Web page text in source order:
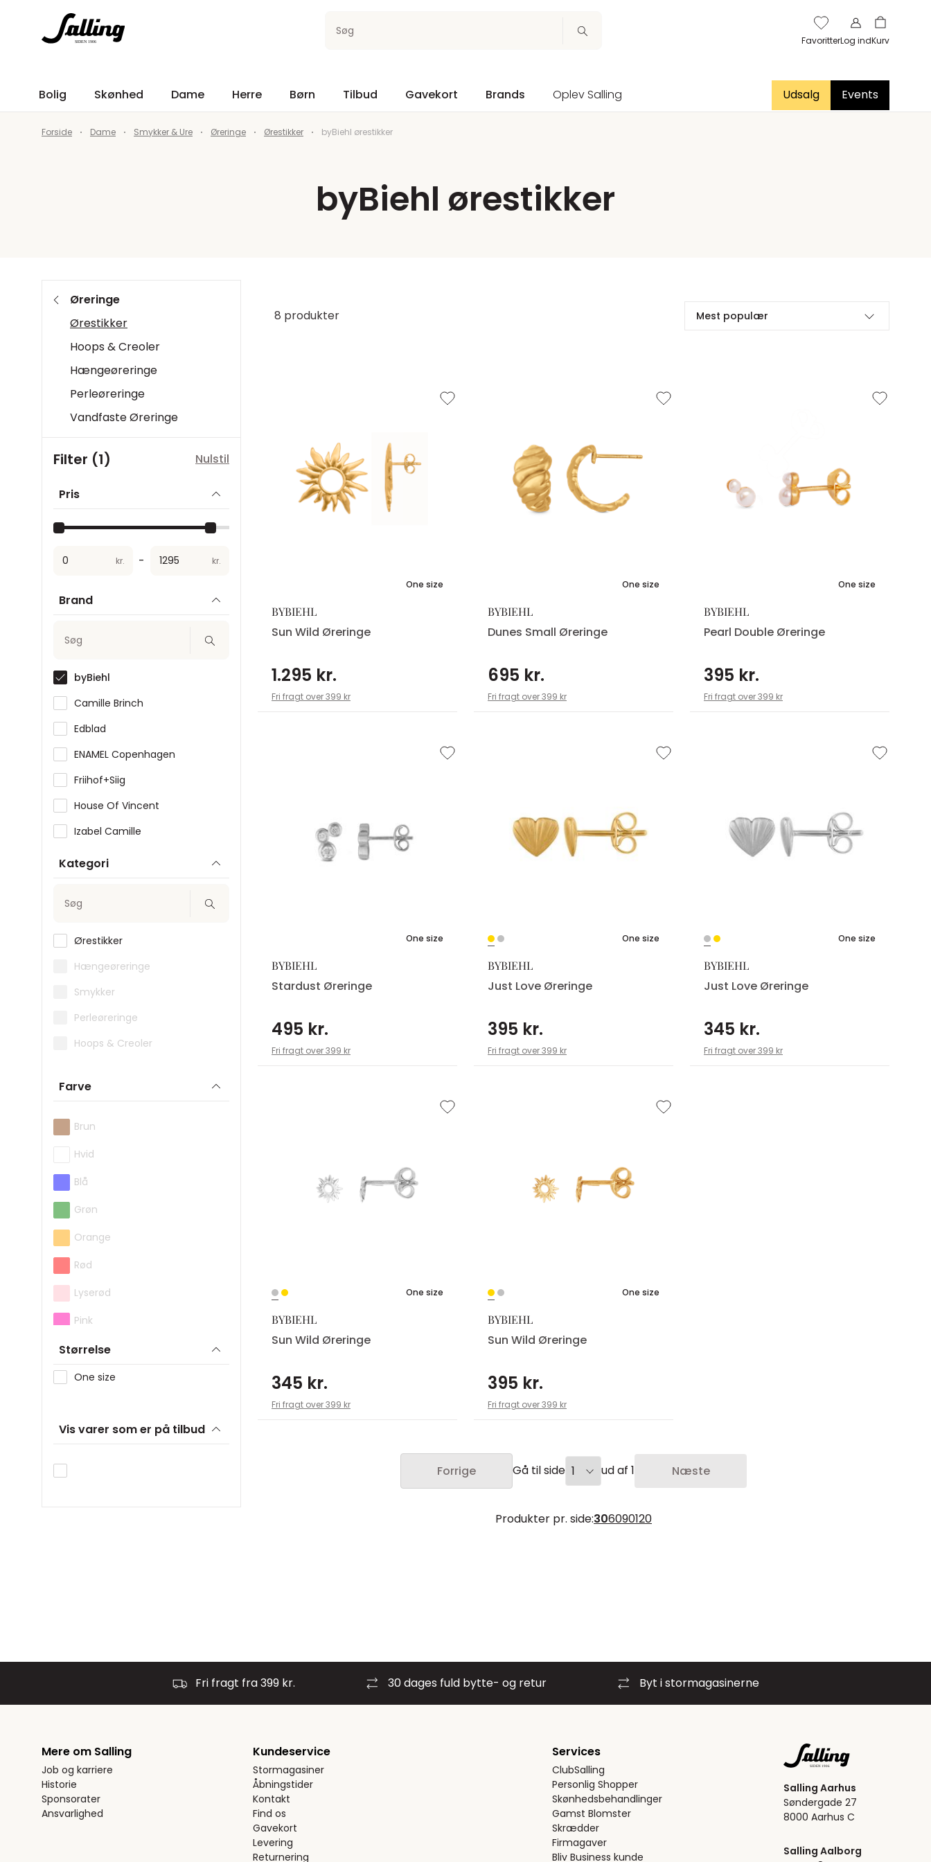
Søg
FavoritterLog indKurv
Bolig Skønhed Dame Herre Børn Tilbud Gavekort Brands Oplev Salling Udsalg Events
Forside Dame Smykker & Ure Øreringe Ørestikker byBiehl ørestikker
byBiehl ørestikker
Øreringe
Ørestikker
Hoops & Creoler
Hængeøreringe
Perleøreringe
Vandfaste Øreringe
Filter (1) Nulstil
Pris
kr. - kr.
Brand
Søg
byBiehl
Camille Brinch
Edblad
ENAMEL Copenhagen
Friihof+Siig
House Of Vincent
Izabel Camille
Jane Kønig
Julie Sandlau
LULU Copenhagen
Maanesten
Nordahl
Nuni Copenhagen
Pernille Corydon
Pilgrim
Sistie
Sistie 2ND
Skagen
Son of Noa
Stine A
studio.z
Kategori
Søg
Ørestikker
Hængeøreringe
Smykker
Perleøreringe
Hoops & Creoler
Farve
Brun
Hvid
Blå
Grøn
Orange
Rød
Lyserød
Pink
Lilla
Guld
Størrelse
One size
Vis varer som er på tilbud
8 produkter Mest populær
One size
BYBIEHL
Sun Wild Øreringe
1.295 kr.
Fri fragt over 399 kr
One size
BYBIEHL
Dunes Small Øreringe
695 kr.
Fri fragt over 399 kr
One size
BYBIEHL
Pearl Double Øreringe
395 kr.
Fri fragt over 399 kr
One size
BYBIEHL
Stardust Øreringe
495 kr.
Fri fragt over 399 kr
One size
BYBIEHL
Just Love Øreringe
395 kr.
Fri fragt over 399 kr
One size
BYBIEHL
Just Love Øreringe
345 kr.
Fri fragt over 399 kr
One size
BYBIEHL
Sun Wild Øreringe
345 kr.
Fri fragt over 399 kr
One size
BYBIEHL
Sun Wild Øreringe
395 kr.
Fri fragt over 399 kr
Forrige Gå til side ud af 1 Næste
Produkter pr. side:306090120
Fri fragt fra 399 kr. 30 dages fuld bytte- og retur Byt i stormagasinerne
Mere om Salling
Job og karriere
Historie
Sponsorater
Ansvarlighed
Kundeservice
Stormagasiner
Åbningstider
Kontakt
Find os
Gavekort
Levering
Returnering
Services
ClubSalling
Personlig Shopper
Skønhedsbehandlinger
Gamst Blomster
Skrædder
Firmagaver
Bliv Business kunde
Salling Aarhus
Søndergade 27
8000 Aarhus C
Salling Aalborg